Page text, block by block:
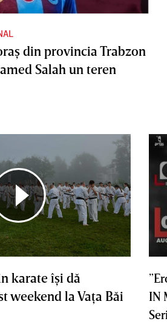
din provincia Trabzon
Salah un teren
karate îşi dă
weekend la Vaţa Băi
IN